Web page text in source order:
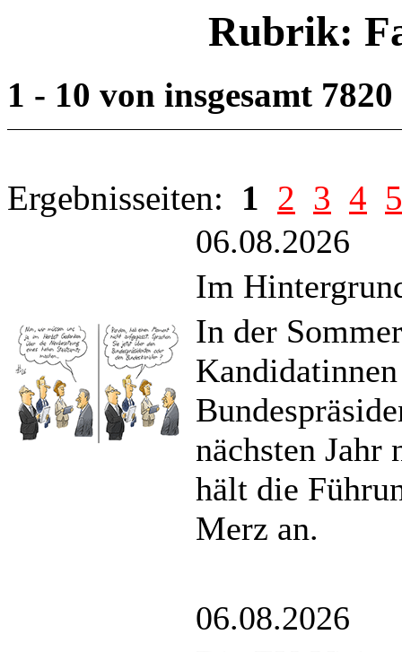
Rubrik:
1 - 10 von insgesamt
Ergebnisseiten: 1 2 3 4 5
06.08.2026
Im
In der
nächsten Jahr
hält die
Merz an.
06.08.2026